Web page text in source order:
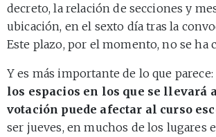
decreto, la relación de secciones y
ubicación, en el sexto día tras la
Este plazo, por el momento, no se ha
Y es más importante de lo que parece:
los espacios en los que se llevará
votación puede afectar al curso
ser jueves, en muchos de los lugares